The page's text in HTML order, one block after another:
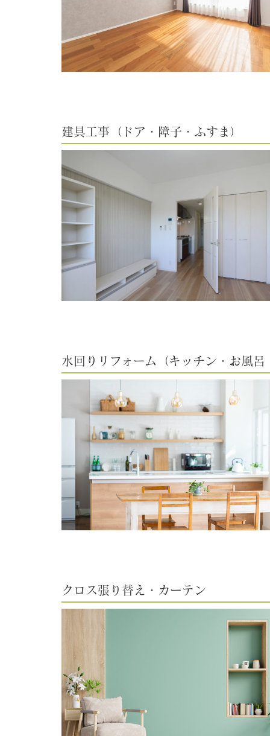
建具工事（ドア・障子・ふすま）
水回りリフォーム（キッチン・お風
クロス張り替え・カーテン